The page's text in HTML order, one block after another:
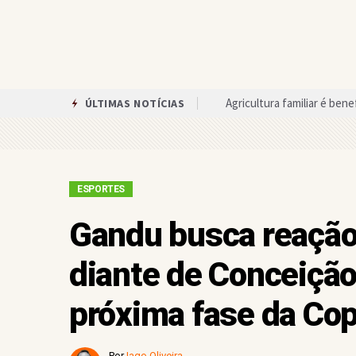
ÚLTIMAS NOTÍCIAS
Agricultura familiar é
Única mulher candidata
Equipes anunciam
Arroba do cacau volta a
Advogado é preso
Campeonato
ESPORTES
Gandu busca
diante de
próxima fase da